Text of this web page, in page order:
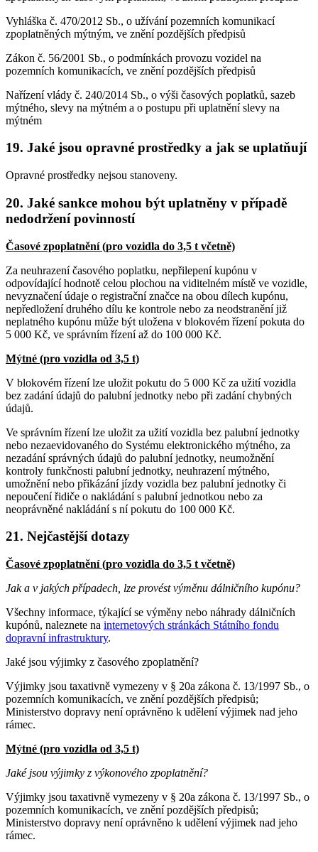
Vyhláška č. 470/2012 Sb., o užívání pozemních komunikací
zpoplatněných mýtným, ve znění pozdějších předpisů
Zákon č. 56/2001 Sb., o podmínkách provozu vozidel na
pozemních komunikacích, ve znění pozdějších předpisů
Nařízení vlády č. 240/2014 Sb., o výši časových poplatků, sazeb
mýtného, slevy na mýtném a o postupu při uplatnění slevy na
mýtném
19. Jaké jsou opravné prostředky a jak se uplatňují
Opravné prostředky nejsou stanoveny.
20. Jaké sankce mohou být uplatněny v případě
nedodržení povinností
Časové zpoplatnění (pro vozidla do 3,5 t včetně)
Za neuhrazení časového poplatku, nepřilepení kupónu v
odpovídající hodnotě celou plochou na viditelném místě ve vozidle,
nevyznačení údaje o registrační značce na obou dílech kupónu,
nepředložení druhého dílu ke kontrole nebo za neodstranění již
neplatného kupónu může být uložena v blokovém řízení pokuta do
5 000 Kč, ve správním řízení až do 100 000 Kč.
Mýtné (pro vozidla od 3,5 t)
V blokovém řízení lze uložit pokutu do 5 000 Kč za užití vozidla
bez zadání údajů do palubní jednotky nebo při zadání chybných
údajů.
Ve správním řízení lze uložit za užití vozidla bez palubní jednotky
nebo nezaevidovaného do Systému elektronického mýtného, za
nezadání správných údajů do palubní jednotky, neumožnění
kontroly funkčnosti palubní jednotky, neuhrazení mýtného,
umožnění nebo přikázání jízdy vozidla bez palubní jednotky či
nepoučení řidiče o nakládání s palubní jednotkou nebo za
neoprávněné nakládání s ní pokutu do 100 000 Kč.
21. Nejčastější dotazy
Časové zpoplatnění (pro vozidla do 3,5 t včetně)
Jak a v jakých případech, lze provést výměnu dálničního kupónu?
Všechny informace, týkající se výměny nebo náhrady dálničních
kupónů, naleznete na internetových stránkách Státního fondu
dopravní infrastruktury.
Jaké jsou výjimky z časového zpoplatnění?
Výjimky jsou taxativně vymezeny v § 20a zákona č. 13/1997 Sb., o
pozemních komunikacích, ve znění pozdějších předpisů;
Ministerstvo dopravy není oprávněno k udělení výjimek nad jeho
rámec.
Mýtné (pro vozidla od 3,5 t)
Jaké jsou výjimky z výkonového zpoplatnění?
Výjimky jsou taxativně vymezeny v § 20a zákona č. 13/1997 Sb., o
pozemních komunikacích, ve znění pozdějších předpisů;
Ministerstvo dopravy není oprávněno k udělení výjimek nad jeho
rámec.